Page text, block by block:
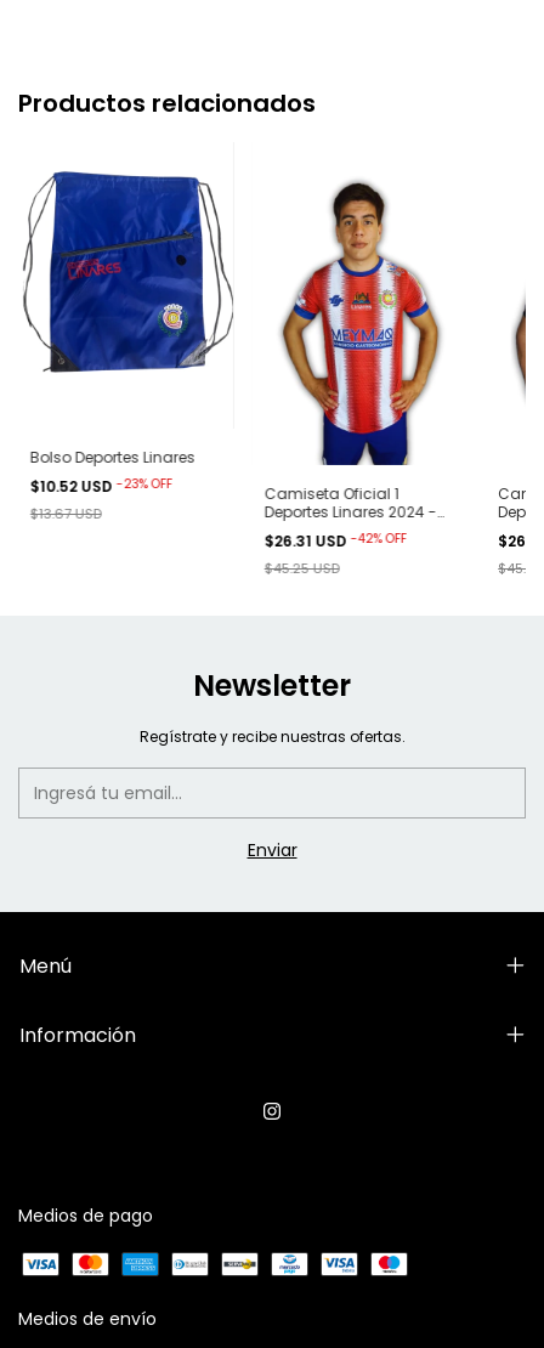
Productos relacionados
Bolso Deportes Linares
$10.52 USD-23%OFF
$13.67 USD
Camiseta Oficial 1
Deportes Linares 2024 -
Roja
$26.31 USD-42%OFF
$45.25 USD $45.25
Newsletter
Regístrate y recibe nuestras ofertas.
Menú
Información
Medios de pago
Medios de envío